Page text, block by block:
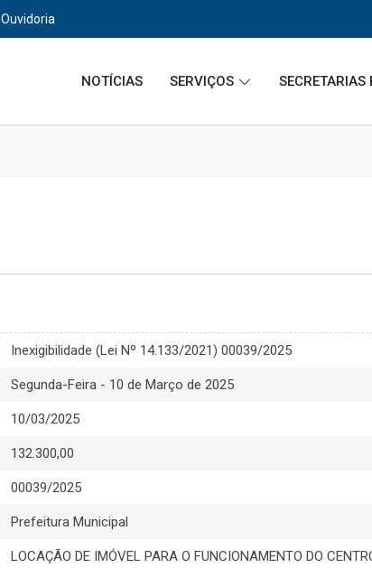
Ouvidoria
NOTÍCIAS SERVIÇOS SECRETARIAS
Inexigibilidade (Lei Nº 14.133/2021) 00039/2025
Segunda-Feira - 10 de Março de 2025
10/03/2025
132.300,00
00039/2025
Prefeitura Municipal
LOCAÇÃO DE IMÓVEL PARA O FUNCIONAMENTO DO